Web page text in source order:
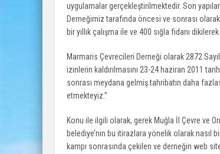
uygulamalar gerçekleştirilmektedir. Son
Derneğimiz tarafında öncesi ve sonrası
bir yıllık çalışma ile ve 400 sığla fidanı dikilerek
Marmaris Çevrecileri Derneği olarak 2872
izinlerin kaldırılmasını 23-24 haziran 2011
sonrası meydana gelmiş tahribatın daha
etmekteyiz.”
Konu ile ilgili olarak, gerek Muğla İl Çevre ve
belediye’nin bu itirazlara yönelik olarak nasıl
kampı sonrasında çekilen ve derneğin web